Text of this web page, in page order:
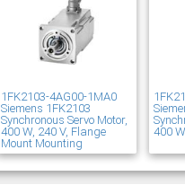
1FK2103-4AG00-1MA0
Siemens 1FK2103
Synchronous Servo Motor,
400 W, 240 V, Flange
Mount Mounting
400